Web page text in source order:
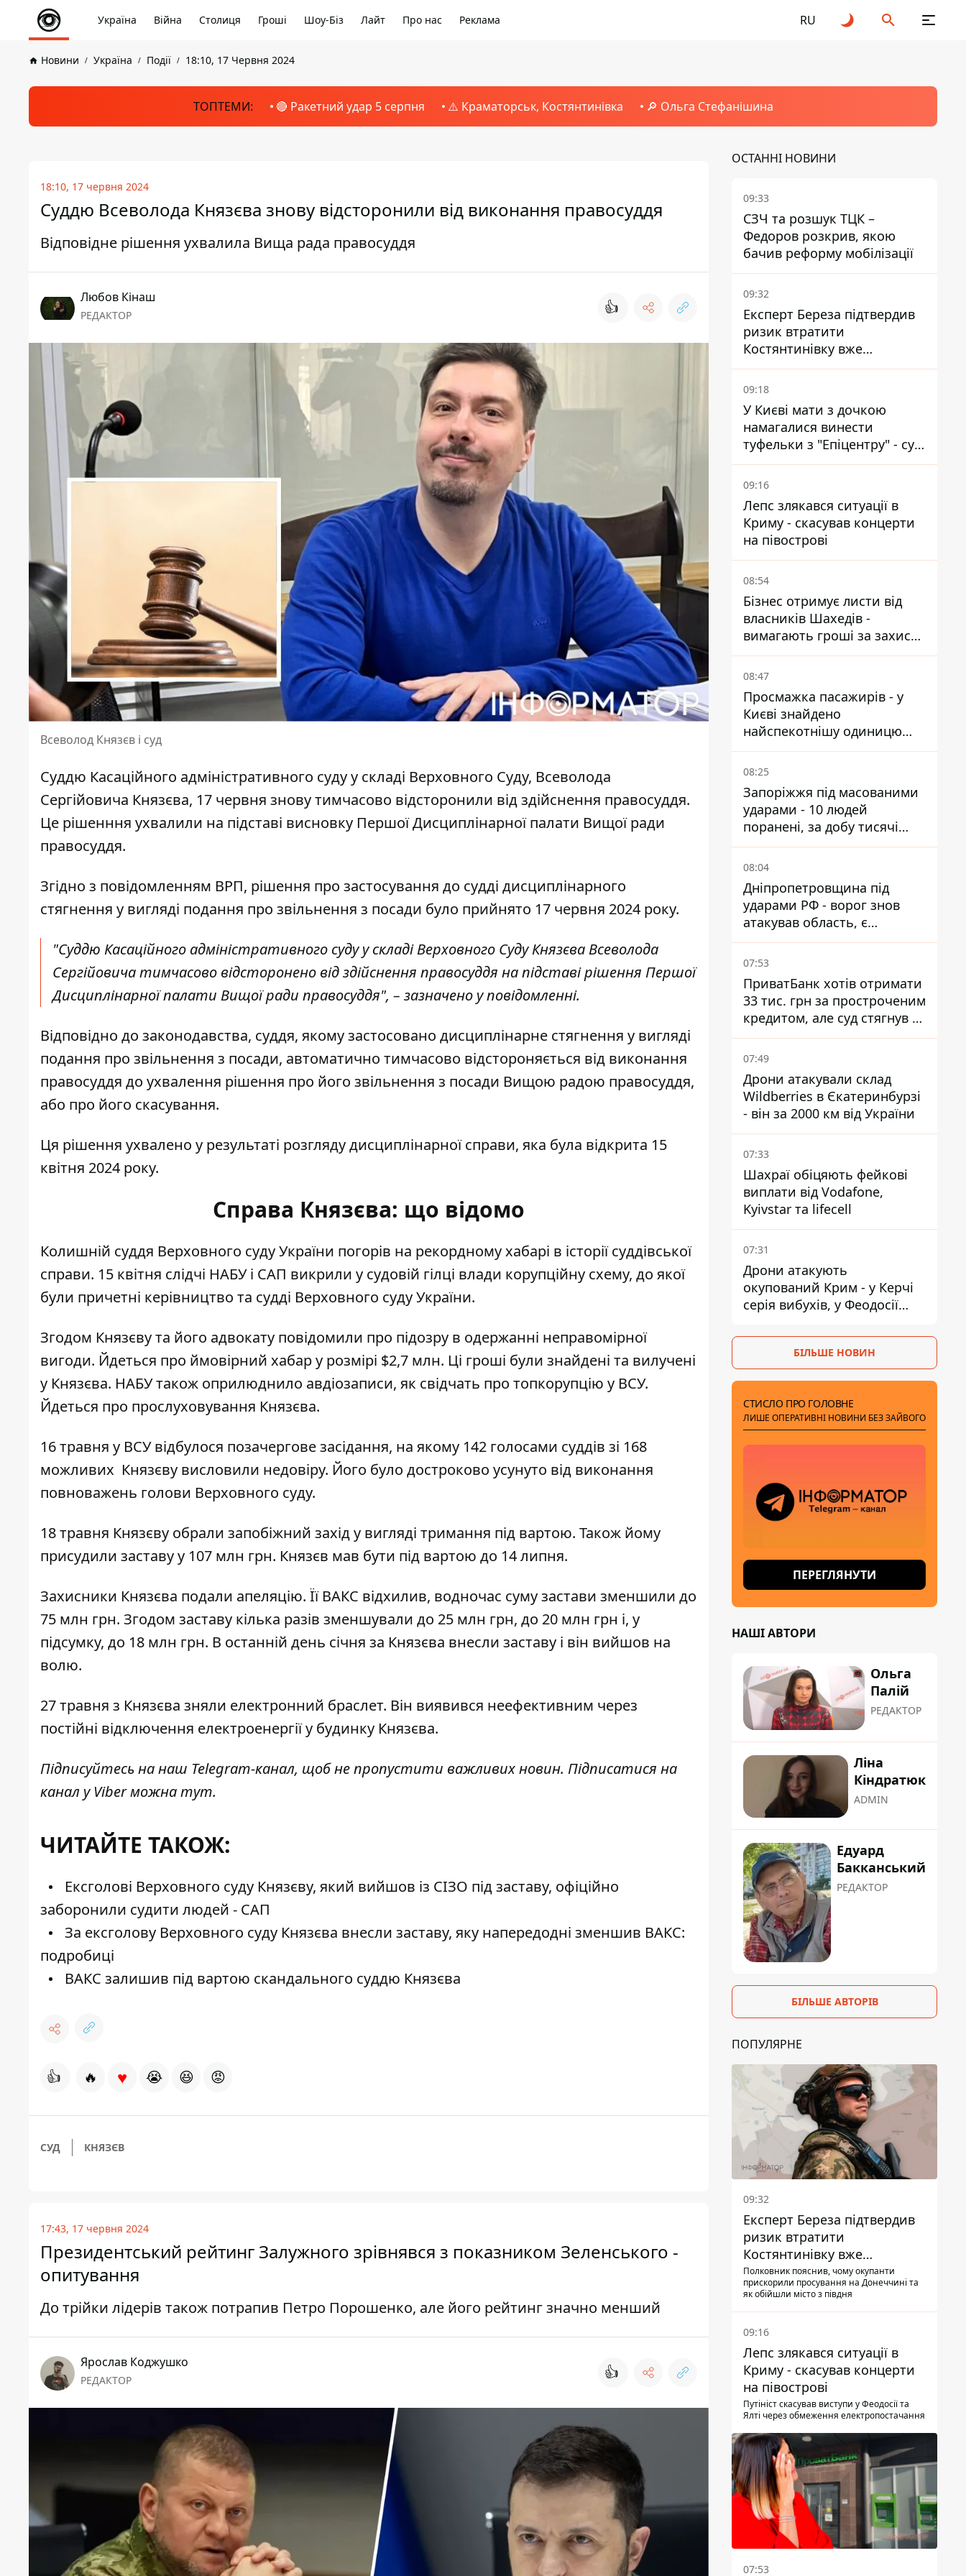
Україна Війна Столиця Гроші Шоу-Біз Лайт Про нас Реклама RU
Новини Україна Події 18:10, 17 Червня 2024
ТОПТЕМИ: 🔴 Ракетний удар 5 серпня ⚠️ Краматорськ, Костянтинівка 🔎 Ольга Стефанішина
18:10, 17 червня 2024
Суддю Всеволода Князєва знову відсторонили від виконання правосуддя
Відповідне рішення ухвалила Вища рада правосуддя
Любов Кінаш
РЕДАКТОР 👍
Всеволод Князєв і суд
Суддю Касаційного адміністративного суду у складі Верховного Суду, Всеволода
Сергійовича Князєва, 17 червня зновутимчасово відсторонили від здійснення правосуддя.
Це рішенння ухвалили на підставі висновку Першої Дисциплінарної палати Вищої ради
правосуддя.
Згідно з повідомленням ВРП, рішення про застосування до судді дисциплінарного
стягнення у вигляді подання про звільнення з посади було прийнято 17 червня 2024 року.
"Суддю Касаційного адміністративного суду у складі Верховного Суду Князєва Всеволода
Сергійовича тимчасово відсторонено від здійснення правосуддя на підставі рішення Першої
Дисциплінарної палати Вищої ради правосуддя", – зазначено у повідомленні.
Відповідно до законодавства, суддя, якому застосовано дисциплінарне стягнення у вигляді
подання про звільнення з посади, автоматично тимчасово відстороняється від виконання
правосуддя до ухвалення рішення про його звільнення з посади Вищою радою правосуддя,
або про його скасування.
Ця рішення ухвалено у результаті розгляду дисциплінарної справи, яка була відкрита 15
квітня 2024 року.
Справа Князєва: що відомо
Колишній суддя Верховного суду України погорів на рекордному хабарі в історії суддівської
справи. 15 квітня слідчі НАБУ і САП викрили у судовій гілці влади корупційну схему, до якої
були причетні керівництво та судді Верховного суду України.
Згодом Князєву та його адвокату повідомили про підозру в одержанні неправомірної
вигоди. Йдеться про ймовірний хабар у розмірі $2,7 млн. Ці гроші були знайдені та вилучені
у Князєва. НАБУ також оприлюднило авдіозаписи, як свідчать про топкорупцію у ВСУ.
Йдеться про прослуховування Князєва.
16 травня у ВСУ відбулося позачергове засідання, на якому 142 голосами суддів зі 168
можливих Князєву висловили недовіру. Його було достроково усунуто від виконання
повноважень голови Верховного суду.
18 травня Князєву обрали запобіжний західу вигляді тримання під вартою. Також йому
присудили заставу у 107 млн грн. Князєв мав бути під вартою до 14 липня.
Захисники Князєва подали апеляцію. Її ВАКС відхилив, водночас суму застави зменшили до
75 млн грн. Згодом заставу кілька разів зменшували до 25 млн грн, до 20 млн грн і, у
підсумку, до 18 млн грн. В останній день січня за Князєва внесли заставу і він вийшов на
волю.
27 травня з Князєва зняли електронний браслет. Він виявився неефективним через
постійні відключення електроенергії у будинку Князєва.
Підписуйтесь на наш Telegram-канал, щоб не пропустити важливих новин. Підписатися на
канал у Viber можнатут.
ЧИТАЙТЕ ТАКОЖ:
Ексголові Верховного суду Князєву, який вийшов із СІЗО під заставу, офіційно
заборонили судити людей - САП
За ексголову Верховного суду Князєва внесли заставу, яку напередодні зменшив ВАКС:
подробиці
ВАКС залишив під вартою скандального суддю Князєва
👍 🔥 ♥ 😭 😆 😡
СУД КНЯЗЄВ
17:43, 17 червня 2024
Президентський рейтинг Залужного зрівнявся з показником Зеленського -
опитування
До трійки лідерів також потрапив Петро Порошенко, але його рейтинг значно менший
Ярослав Коджушко
РЕДАКТОР 👍
ОСТАННІ НОВИНИ
09:33
СЗЧ та розшук ТЦК –
Федоров розкрив, якою
бачив реформу мобілізації
09:32
Експерт Береза підтвердив
ризик втратити
Костянтинівку вже
найближчими місяцями
09:18
У Києві мати з дочкою
намагалися винести
туфельки з "Епіцентру" - суд
виніс вирок
09:16
Лепс злякався ситуації в
Криму - скасував концерти
на півострові
08:54
Бізнес отримує листи від
власників Шахедів -
вимагають гроші за захист
від атак
08:47
Просмажка пасажирів - у
Києві знайдено
найспекотнішу одиницю
громадського транспорту
08:25
Запоріжжя під масованими
ударами - 10 людей
поранені, за добу тисячі
атак
08:04
Дніпропетровщина під
ударами РФ - ворог знов
атакував область, є
руйнування та пожежі
07:53
ПриватБанк хотів отримати
33 тис. грн за простроченим
кредитом, але суд стягнув з
боржниці лише 22 тис. грн
07:49
Дрони атакували склад
Wildberries в Єкатеринбурзі
- він за 2000 км від України
07:33
Шахраї обіцяють фейкові
виплати від Vodafone,
Kyivstar та lifecell
07:31
Дрони атакують
окупований Крим - у Керчі
серія вибухів, у Феодосії
БІЛЬШЕ НОВИН
СТИСЛО ПРО ГОЛОВНЕ
ЛИШЕ ОПЕРАТИВНІ НОВИНИ БЕЗ ЗАЙВОГО
ПЕРЕГЛЯНУТИ
НАШІ АВТОРИ
Ольга
Палій
РЕДАКТОР
Ліна
Кіндратюк
ADMIN
Едуард
Бакканський
РЕДАКТОР
БІЛЬШЕ АВТОРІВ
ПОПУЛЯРНЕ
09:32
Експерт Береза підтвердив
ризик втратити
Костянтинівку вже
найближчими місяцями
Полковник пояснив, чому окупанти
прискорили просування на Донеччині та
як обійшли місто з півдня
09:16
Лепс злякався ситуації в
Криму - скасував концерти
на півострові
Путініст скасував виступи у Феодосії та
Ялті через обмеження електропостачання
07:53